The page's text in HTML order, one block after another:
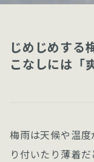
じめじめする
こなしには「
梅雨は天候や温
り付いたり薄着